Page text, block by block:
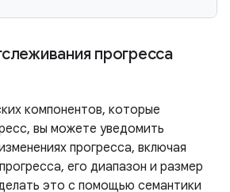
прогресса
компонентов, которые
вы можете уведомить
прогресса, включая
его диапазон и размер
это с помощью семантики